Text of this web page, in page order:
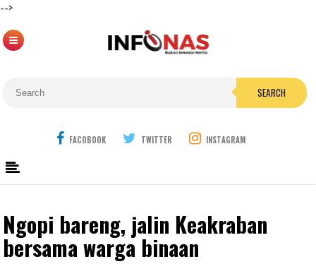
-->
SEARCH
FACOBOOK TWITTER INSTAGRAM
Ngopi bareng, jalin Keakraban
bersama warga binaan